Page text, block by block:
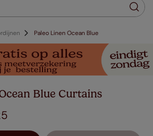
Paleo Linen Ocean Blue
Blue Curtains